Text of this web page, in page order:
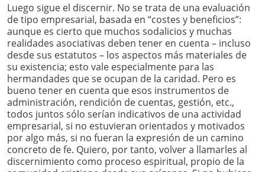
Luego sigue el discernir. No se trata de una evaluación
de tipo empresarial, basada en “costes y beneficios”:
aunque es cierto que muchos sodalicios y muchas
realidades asociativas deben tener en cuenta – incluso
desde sus estatutos – los aspectos más materiales de
su existencia; esto vale especialmente para las
hermandades que se ocupan de la caridad. Pero es
bueno tener en cuenta que esos instrumentos de
administración, rendición de cuentas, gestión, etc.,
todos juntos sólo serían indicativos de una actividad
empresarial, si no estuvieran orientados y motivados
por algo más, si no fueran la expresión de un camino
concreto de fe. Quiero, por tanto, volver a llamarles al
discernimiento como proceso espiritual, propio de la